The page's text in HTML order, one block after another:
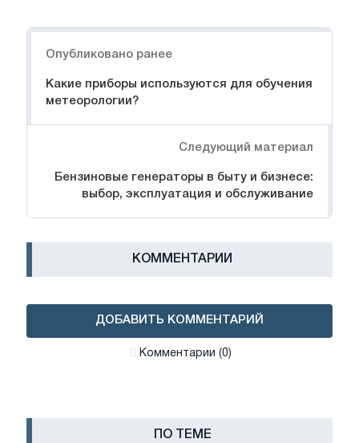
Опубликовано ранее
Какие приборы используются для обучения
метеорологии?
Следующий материал
Бензиновые генераторы в быту и бизнесе:
выбор, эксплуатация и обслуживание
КОММЕНТАРИИ
ДОБАВИТЬ КОММЕНТАРИЙ
Комментарии (0)
ПО ТЕМЕ